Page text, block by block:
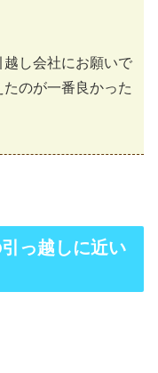
し会社にお願いで
のが一番良かった
っ越しに近い